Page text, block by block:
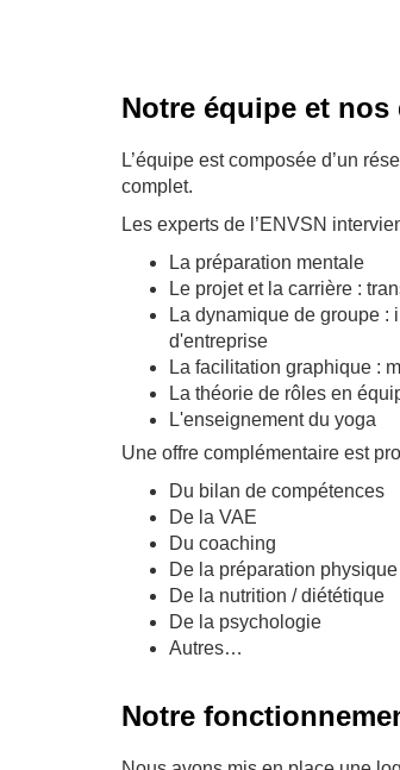
Notre équipe et
L’équipe est composée d’un
complet.
Les experts de l’ENVSN
La préparation mentale
Le projet et la carrière :
La dynamique de groupe
d'entreprise
La facilitation graphique :
La théorie de rôles en
L'enseignement du yoga
Une offre complémentaire est
Du bilan de compétences
De la VAE
Du coaching
De la préparation physique
De la nutrition / diététique
De la psychologie
Autres…
Notre